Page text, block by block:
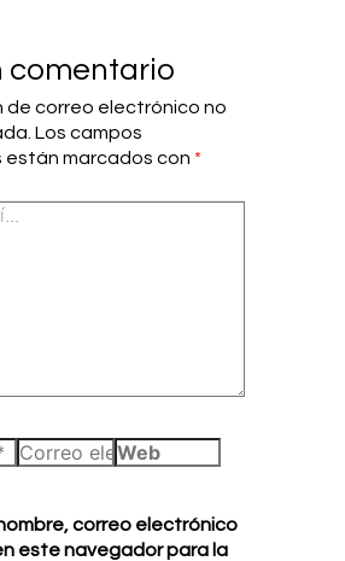
comentario
de correo electrónico no
Los campos
marcados con *
Correo
Web
correo electrónico
este navegador para la